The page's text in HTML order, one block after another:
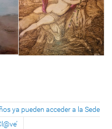
ya pueden acceder a la Sede